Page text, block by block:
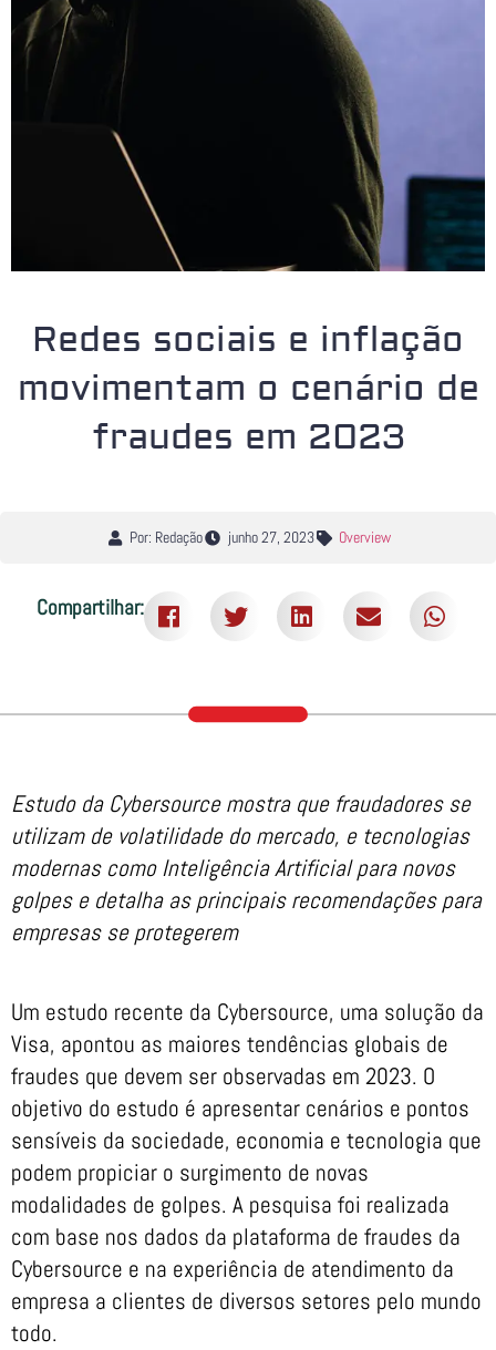
Redes sociais e inflação
movimentam o cenário de
fraudes em 2023
Por: Redação junho 27, 2023 Overview
Compartilhar:
Estudo da Cybersource mostra que fraudadores se
utilizam de volatilidade do mercado, e tecnologias
modernas como Inteligência Artificial para novos
golpes e detalha as principais recomendações para
empresas se protegerem
Um estudo recente da Cybersource, uma solução da
Visa, apontou as maiores tendências globais de
fraudes que devem ser observadas em 2023. O
objetivo do estudo é apresentar cenários e pontos
sensíveis da sociedade, economia e tecnologia que
podem propiciar o surgimento de novas
modalidades de golpes. A pesquisa foi realizada
com base nos dados da plataforma de fraudes da
Cybersource e na experiência de atendimento da
empresa a clientes de diversos setores pelo mundo
todo.